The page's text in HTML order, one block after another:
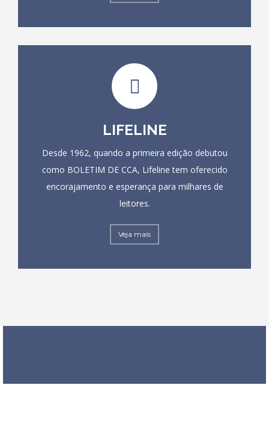
LIFELINE
Desde 1962, quando a primeira edição debutou
como BOLETIM DE CCA, Lifeline tem oferecido
encorajamento e esperança para milhares de
leitores.
Veja mais